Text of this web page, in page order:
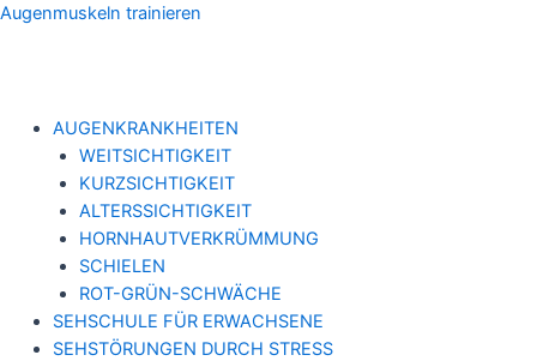
Zum
Augenmuskeln trainieren
AUGENKRANKHEITEN
WEITSICHTIGKEIT
KURZSICHTIGKEIT
ALTERSSICHTIGKEIT
HORNHAUTVERKRÜMMUNG
SCHIELEN
ROT-GRÜN-SCHWÄCHE
SEHSCHULE FÜR ERWACHSENE
SEHSTÖRUNGEN DURCH STRESS